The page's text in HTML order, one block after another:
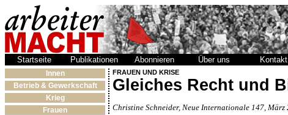
Startseite Publikationen Abonnieren Über uns Kontakt
Innen
Betrieb & Gewerkschaft
Krieg
Frauen
FRAUEN UND KRISE
Gleiches Recht und
Christine Schneider, Neue Internationale 147, März